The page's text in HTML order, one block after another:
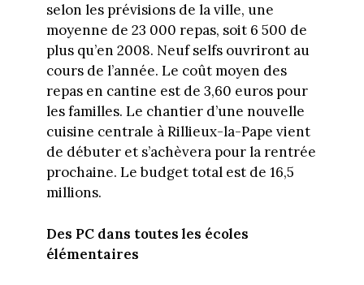
selon les prévisions de la ville, une
moyenne de 23 000 repas, soit 6 500 de
plus qu’en 2008. Neuf selfs ouvriront au
cours de l’année. Le coût moyen des
repas en cantine est de 3,60 euros pour
les familles. Le chantier d’une nouvelle
cuisine centrale à Rillieux-la-Pape vient
de débuter et s’achèvera pour la rentrée
prochaine. Le budget total est de 16,5
millions.
Des PC dans toutes les écoles
élémentaires